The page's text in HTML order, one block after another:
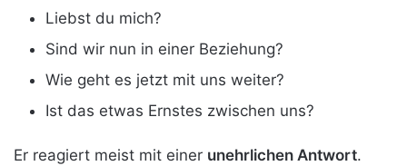
Liebst du mich?
Sind wir nun in einer Beziehung?
Wie geht es jetzt mit uns weiter?
Ist das etwas Ernstes zwischen uns?
Er reagiert meist mit einer unehrlichen Antwort.